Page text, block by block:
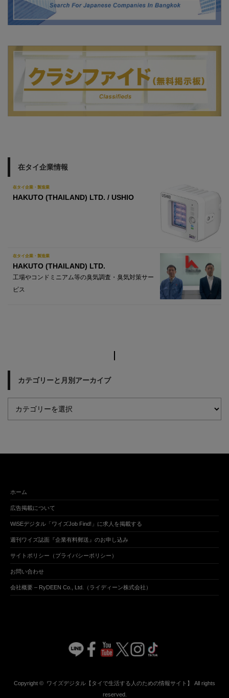
在タイ企業情報
在タイ企業・製造業
HAKUTO (THAILAND) LTD. / USHIO
在タイ企業・製造業
HAKUTO (THAILAND) LTD.
工場やコンドミニアム等の臭気調査・臭気対策サー
ビス
カテゴリーと月別アーカイブ
ホーム
広告掲載について
WiSEデジタル「ワイズJob Find!」に求人を掲載する
週刊ワイズ誌面『企業有料郵送』のお申し込み
サイトポリシー（プライバシーポリシー）
お問い合わせ
会社概要 – RyDEEN Co., Ltd.（ライディーン株式会社）
Copyright © ワイズデジタル【タイで生活する人のための情報サイト】
All rights
reserved.